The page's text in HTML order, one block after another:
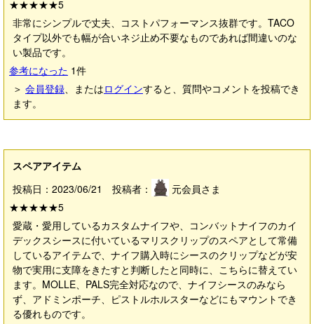
★★★★★5
非常にシンプルで丈夫、コストパフォーマンス抜群です。TACO
タイプ以外でも幅が合いネジ止め不要なものであれば間違いのな
い製品です。
参考になった 1件
＞ 会員登録、またはログインすると、質問やコメントを投稿でき
ます。
スペアアイテム
投稿日：2023/06/21 投稿者：
元会員さま
★★★★★5
愛蔵・愛用しているカスタムナイフや、コンバットナイフのカイ
デックスシースに付いているマリスクリップのスペアとして常備
しているアイテムで、ナイフ購入時にシースのクリップなどが安
物で実用に支障をきたすと判断したと同時に、こちらに替えてい
ます。MOLLE、PALS完全対応なので、ナイフシースのみなら
ず、アドミンポーチ、ピストルホルスターなどにもマウントでき
る優れものです。